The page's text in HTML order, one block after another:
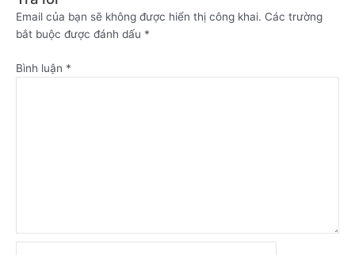
Email của bạn sẽ không được hiển thị công khai. Các trường
bắt buộc được đánh dấu *
Bình luận *